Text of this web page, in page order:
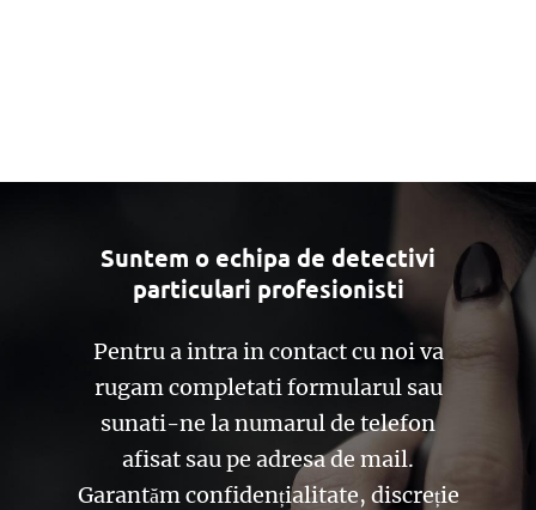
Suntem o echipa de detectivi
particulari profesionisti
Pentru a intra in contact cu noi va
rugam completati formularul sau
sunati-ne la numarul de telefon
afisat sau pe adresa de mail.
Garantăm confidențialitate, discreție